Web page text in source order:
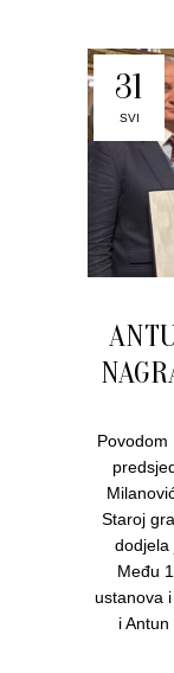
31
SVI
Povodom
Staroj
dodjela
Među
ustanova
i Antun